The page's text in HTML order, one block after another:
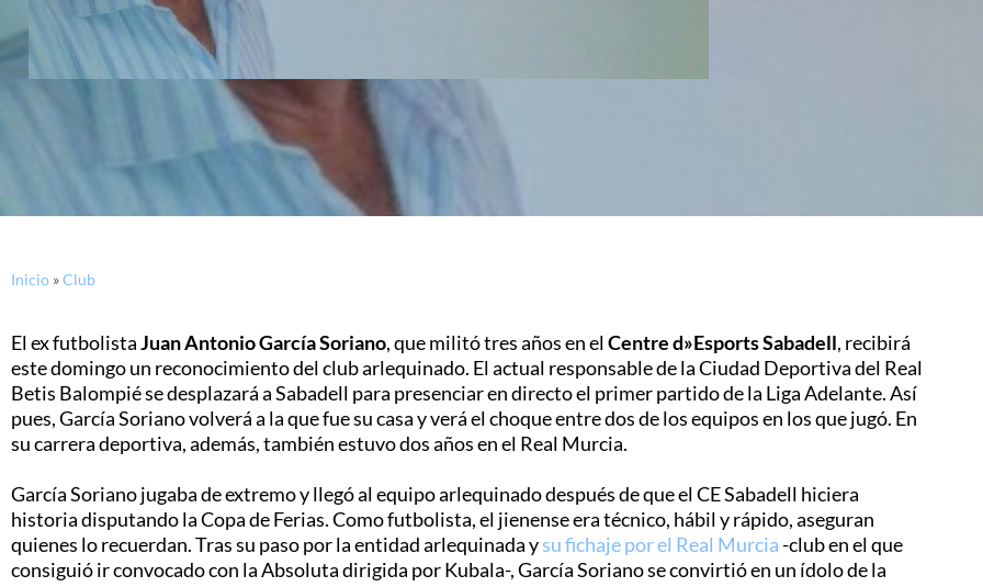
Inicio »Club
El ex futbolistaJuan Antonio García Soriano, que militó tres años en elCentre d»Esports Sabadell, recibirá
este domingo un reconocimiento del club arlequinado. El actual responsable de la Ciudad Deportiva del Real
Betis Balompié se desplazará a Sabadell para presenciar en directo el primer partido de la Liga Adelante. Así
pues, García Soriano volverá a la que fue su casa y verá el choque entre dos de los equipos en los que jugó. En
su carrera deportiva, además, también estuvo dos años en el Real Murcia.
García Soriano jugaba de extremo y llegó al equipo arlequinado después de que el CE Sabadell hiciera
historia disputando la Copa de Ferias. Como futbolista, el jienense era técnico, hábil y rápido, aseguran
quienes lo recuerdan. Tras su paso por la entidad arlequinada ysu fichaje por el Real Murcia-club en el que
consiguió ir convocado con la Absoluta dirigida por Kubala-, García Soriano se convirtió en un ídolo de la